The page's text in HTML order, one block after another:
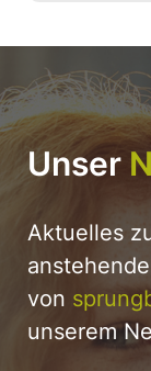
Unser
Aktuelles
von
unserem